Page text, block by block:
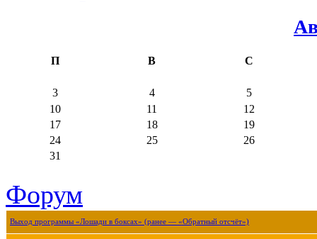
П В С
3 4
5
10
11
12
17
18
19
24
25
26
31
Форум
Выход программы «Лошади в боксах» (ранее — «Обратный отсчёт»)